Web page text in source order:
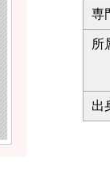
専
所
出